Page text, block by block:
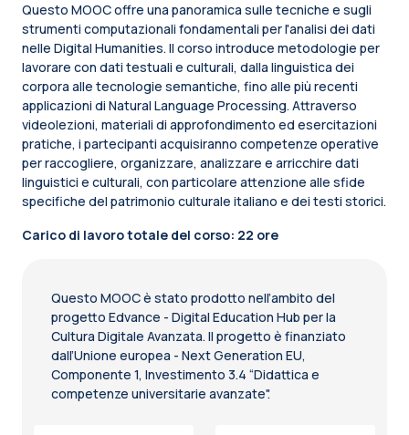
Questo MOOC offre una panoramica sulle tecniche e sugli
strumenti computazionali fondamentali per l'analisi dei dati
nelle Digital Humanities. Il corso introduce metodologie per
lavorare con dati testuali e culturali, dalla linguistica dei
corpora alle tecnologie semantiche, fino alle più recenti
applicazioni di Natural Language Processing. Attraverso
videolezioni, materiali di approfondimento ed esercitazioni
pratiche, i partecipanti acquisiranno competenze operative
per raccogliere, organizzare, analizzare e arricchire dati
linguistici e culturali, con particolare attenzione alle sfide
specifiche del patrimonio culturale italiano e dei testi storici.
Carico di lavoro totale del corso: 22 ore
Questo MOOC è stato prodotto nell’ambito del
progetto Edvance - Digital Education Hub per la
Cultura Digitale Avanzata. Il progetto è finanziato
dall’Unione europea - Next Generation EU,
Componente 1, Investimento 3.4 “Didattica e
competenze universitarie avanzate".